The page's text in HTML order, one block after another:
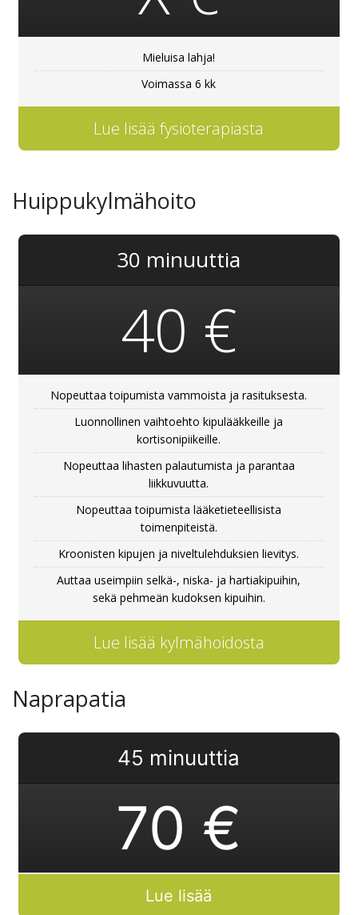
Mieluisa lahja!
Voimassa 6 kk
Lue lisää fysioterapiasta
Huippukylmähoito
30 minuuttia
40 €
Nopeuttaa toipumista vammoista ja rasituksesta.
Luonnollinen vaihtoehto kipulääkkeille ja
kortisonipiikeille.
Nopeuttaa lihasten palautumista ja parantaa
liikkuvuutta.
Nopeuttaa toipumista lääketieteellisista
toimenpiteistä.
Kroonisten kipujen ja niveltulehduksien lievitys.
Auttaa useimpiin selkä-, niska- ja hartiakipuihin,
sekä pehmeän kudoksen kipuihin.
Lue lisää kylmähoidosta
Naprapatia
45 minuuttia
70 €
Lue lisää